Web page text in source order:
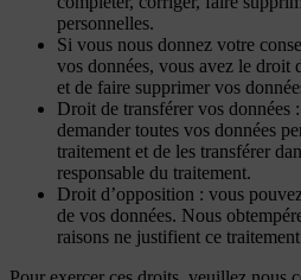
personnelles.
Si vous nous donnez votre
vos données, vous avez le droit
et de faire supprimer vos
Droit de transférer vos données
demander toutes vos données
traitement et de les transférer
responsable du traitement.
Droit d’opposition : vous
de vos données. Nous
raisons ne justifient ce